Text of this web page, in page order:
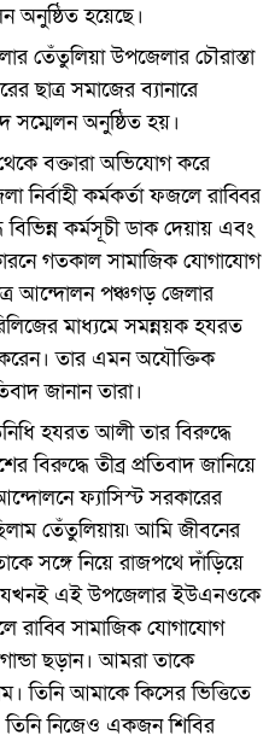
অনুষ্ঠিত হয়েছে।
তেঁতুলিয়া উপজেলার চৌরাস্তা
ছাত্র সমাজের ব্যানারে
অনুষ্ঠিত হয়।
বক্তারা অভিযোগ করে
নির্বাহী কর্মকর্তা ফজলে রাব্বির
কর্মসূচী ডাক দেয়ায় এবং
গতকাল সামাজিক যোগাযোগ
আন্দোলন পঞ্চগড় জেলার
মাধ্যমে সমন্নয়ক হযরত
তার এমন অযৌক্তিক
জানান তারা।
হযরত আলী তার বিরুদ্ধে
তীব্র প্রতিবাদ জানিয়ে
ফ্যাসিস্ট সরকারের
তেঁতুলিয়ায়৷ আমি জীবনের
সঙ্গে নিয়ে রাজপথে দাঁড়িয়ে
যখনই এই উপজেলার ইউএনওকে
সামাজিক যোগাযোগ
ছড়ান। আমরা তাকে
তিনি আমাকে কিসের ভিত্তিতে
তিনি নিজেও একজন শিবির